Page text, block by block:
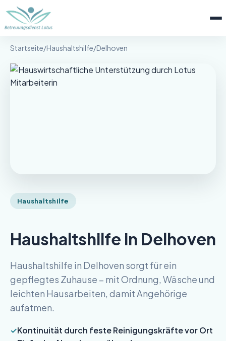
Betreuungsdienst Lotus
Startseite/Haushaltshilfe/Delhoven
Haushaltshilfe
Haushaltshilfe in Delhoven
Haushaltshilfe in Delhoven sorgt für ein
gepflegtes Zuhause – mit Ordnung, Wäsche und
leichten Hausarbeiten, damit Angehörige
aufatmen.
Kontinuität durch feste Reinigungskräfte vor Ort